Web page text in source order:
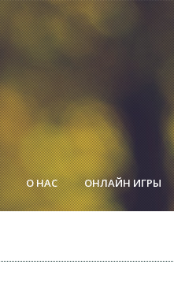
О НАС ОНЛАЙН ИГРЫ